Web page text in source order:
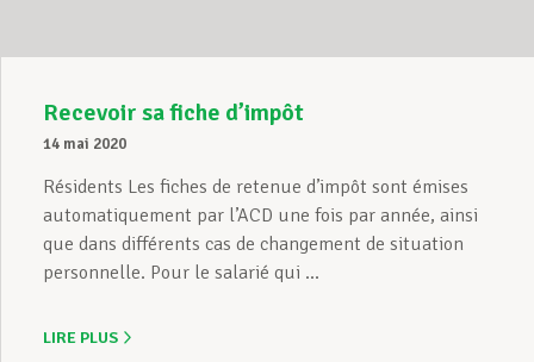
Recevoir sa fiche d’impôt
14 mai 2020
Résidents Les fiches de retenue d’impôt sont émises
automatiquement par l’ACD une fois par année, ainsi
que dans différents cas de changement de situation
personnelle. Pour le salarié qui ...
LIRE PLUS